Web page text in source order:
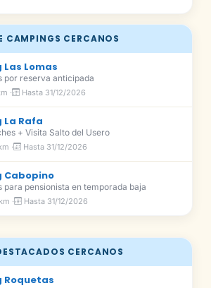
CAMPINGS CERCANOS
Lomas
por reserva anticipada
· Hasta 31/12/2026
La Rafa
+ Visita Salto del Usero
· Hasta 31/12/2026
Cabopino
para pensionista en temporada baja
· Hasta 31/12/2026
CERCANOS
Roquetas